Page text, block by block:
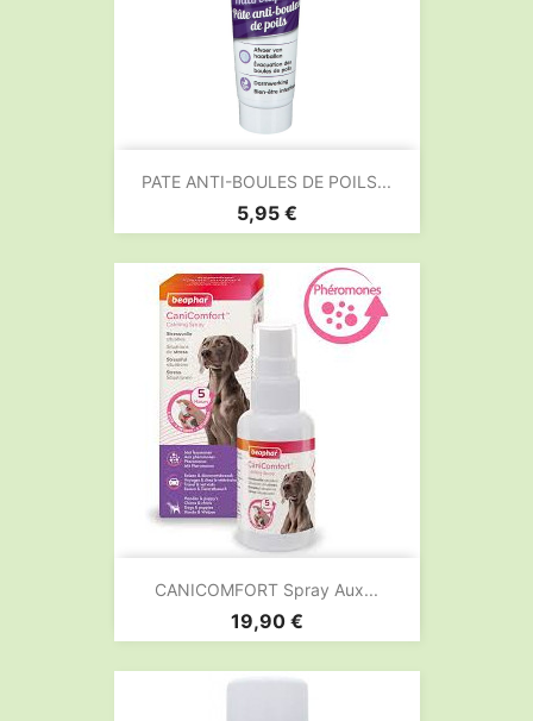
PATE ANTI-BOULES DE POILS...
Prix
5,95 €
CANICOMFORT Spray Aux...
Prix
19,90 €